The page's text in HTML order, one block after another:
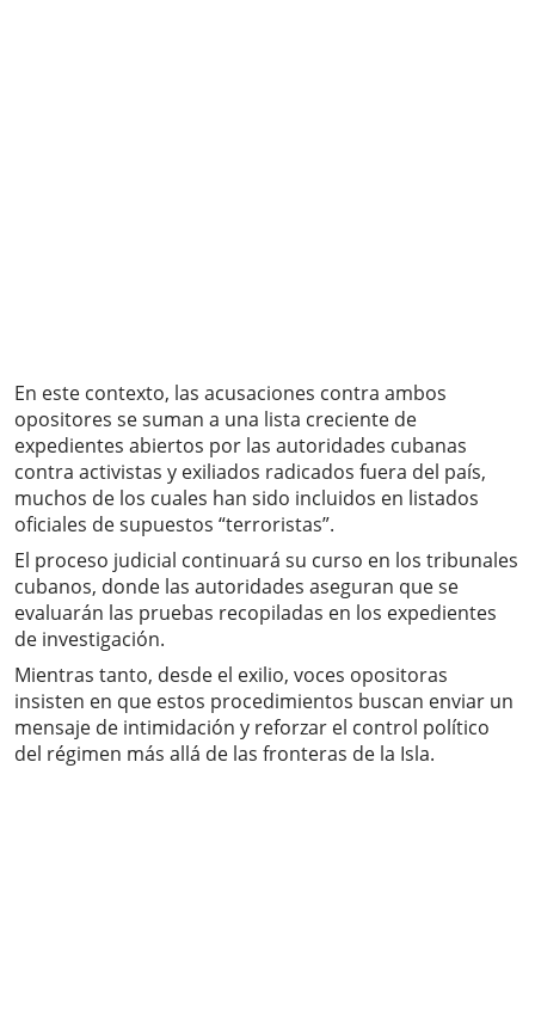
En este contexto, las acusaciones contra ambos
opositores se suman a una lista creciente de
expedientes abiertos por las autoridades cubanas
contra activistas y exiliados radicados fuera del país,
muchos de los cuales han sido incluidos en listados
oficiales de supuestos “terroristas”.
El proceso judicial continuará su curso en los tribunales
cubanos, donde las autoridades aseguran que se
evaluarán las pruebas recopiladas en los expedientes
de investigación.
Mientras tanto, desde el exilio, voces opositoras
insisten en que estos procedimientos buscan enviar un
mensaje de intimidación y reforzar el control político
del régimen más allá de las fronteras de la Isla.